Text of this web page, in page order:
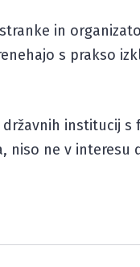
in
s prakso
institucij
niso ne v interesu